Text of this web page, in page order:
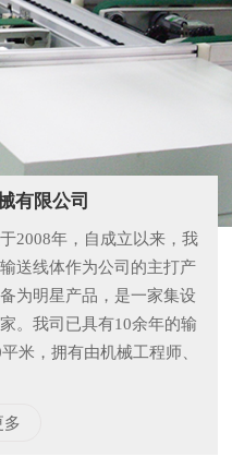
有限公司
2008年，自成立以来，我
送线体作为公司的主打产
为明星产品，是一家集设
。我司已具有10余年的输
米，拥有由机械工程师、
多